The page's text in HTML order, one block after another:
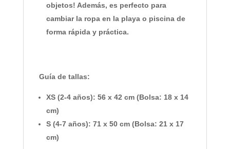
objetos! Además, es perfecto para
cambiar la ropa en la playa o piscina de
forma rápida y práctica.
Guía de tallas:
XS(2-4 años): 56 x 42 cm (Bolsa: 18 x 14
cm)
S(4-7 años): 71 x 50 cm (Bolsa: 21 x 17
cm)